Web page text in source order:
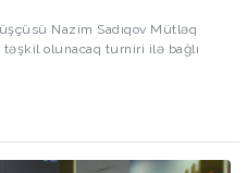
Nazim Sadıqov Mütləq
təşkil olunacaq turniri ilə bağlı